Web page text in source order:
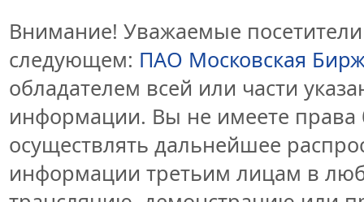
Внимание! Уважаемые
следующем: ПАО Московская
обладателем всей или части
информации. Вы не имеете права
осуществлять дальнейшее
информации третьим лицам в